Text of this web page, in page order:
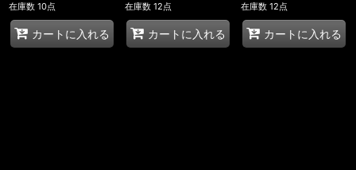
在庫数 10点
カートに入れる
在庫数 12点
カートに入れる
在庫数 12点
カートに入れる